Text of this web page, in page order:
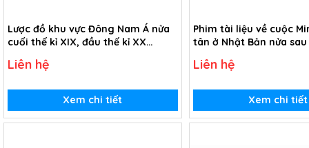
Lược đồ khu vực Đông Nam Á nửa
cuối thế kỉ XIX, đầu thế kỉ XX
Liên hệ
Xem chi tiết
Phim tài liệu về cuộc
tân ở Nhật Bản nửa
Liên hệ
Xem chi tiết